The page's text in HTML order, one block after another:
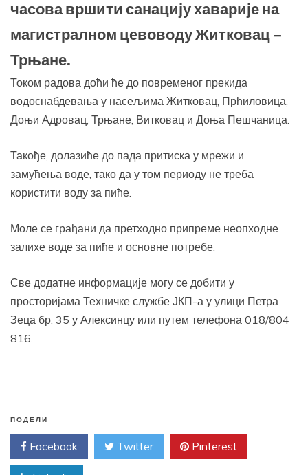
часова вршити санацију хаварије на
магистралном цевоводу Житковац –
Трњане.
Током радова доћи ће до повременог прекида
водоснабдевања у насељима Житковац, Прћиловица,
Доњи Адровац, Трњане, Витковац и Доња Пешчаница.
Такође, долазиће до пада притиска у мрежи и
замућења воде, тако да у том периоду не треба
користити воду за пиће.
Моле се грађани да претходно припреме неопходне
залихе воде за пиће и основне потребе.
Све додатне информације могу се добити у
просторијама Техничке службе ЈКП-а у улици Петра
Зеца бр. 35 у Алексинцу или путем телефона 018/804
816.
ПОДЕЛИ
Facebook Twitter Pinterest